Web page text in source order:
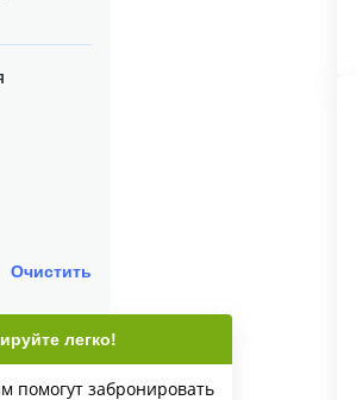
Очистить
легко!
помогут забронировать